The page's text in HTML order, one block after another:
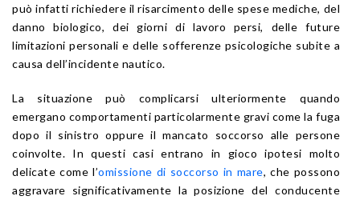
può infatti richiedere il risarcimento delle spese mediche, del
danno biologico, dei giorni di lavoro persi, delle future
limitazioni personali e delle sofferenze psicologiche subite a
causa dell’incidente nautico.
La situazione può complicarsi ulteriormente quando
emergano comportamenti particolarmente gravi come la fuga
dopo il sinistro oppure il mancato soccorso alle persone
coinvolte. In questi casi entrano in gioco ipotesi molto
delicate come l’omissione di soccorso in mare, che possono
aggravare significativamente la posizione del conducente